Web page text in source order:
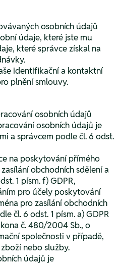
osobních údajů
údaje, které jste mu
které správce získal na
identifikační a kontaktní
plnění smlouvy.
osobních údajů
osobních údajů je
a správcem podle čl. 6 odst.
na poskytování přímého
obchodních sdělení a
1 písm. f) GDPR,
pro účely poskytování
pro zasílání obchodních
čl. 6 odst. 1 písm. a) GDPR
č. 480/2004 Sb., o
společnosti v případě,
nebo služby.
údajů je